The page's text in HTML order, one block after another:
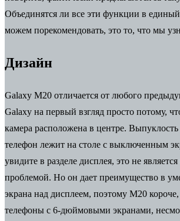
Объединятся ли все эти функции в
можем порекомендовать, это то, что мы
Дизайн
Galaxy M20 отличается от любого
Galaxy на первый взгляд просто потому,
камера расположена в центре. Выпуклость
телефон лежит на столе с выключенным
увидите в разделе дисплея, это не
проблемой. Но он дает преимущество в
экрана над дисплеем, поэтому M20
телефоны с 6-дюймовыми экранами,